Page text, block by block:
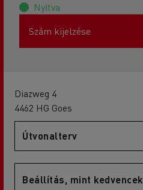
Nyitva
Szám kijelzése
Diazweg 4
4462 HG Goes
Útvonalterv
Beállítás, mint kedvencek